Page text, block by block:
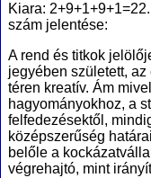
Kiara:
szám jelentése:
A rend és titkok
jegyében született,
téren kreatív. Ám
hagyományokhoz, a
felfedezésektől,
középszerűség
belőle a
végrehajtó, mint